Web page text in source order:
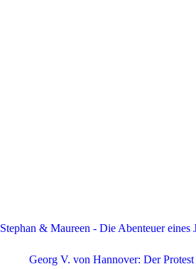
Stephan & Maureen - Die Abenteuer eines
Georg V. von Hannover: Der